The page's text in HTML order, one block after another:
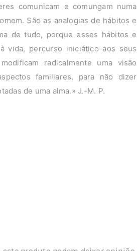
comunicam e comungam numa
São as analogias de hábitos e
de tudo, porque esses hábitos e
vida, percurso iniciático aos seus
radicalmente uma visão
familiares, para não dizer
de uma alma.» J.-M. P.